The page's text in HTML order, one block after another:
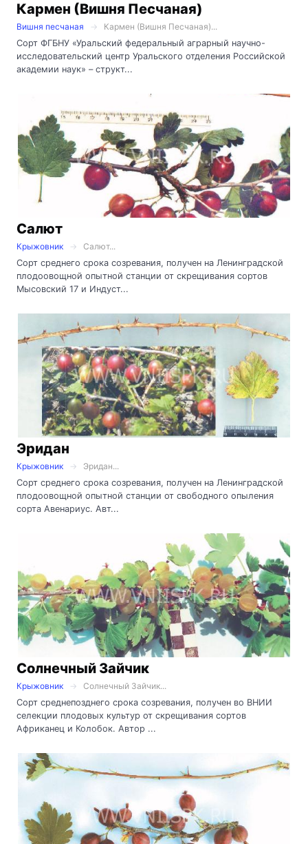
Кармен (Вишня Песчаная)
Вишня песчаная
Кармен (Вишня Песчаная)...
Сорт ФГБНУ «Уральский федеральный аграрный научно-
исследовательский центр Уральского отделения Российской
академии наук» – структ...
Салют
Крыжовник
Салют...
Сорт среднего срока созревания, получен на Ленинградской
плодоовощной опытной станции от скрещивания сортов
Мысовский 17 и Индуст...
Эридан
Крыжовник
Эридан...
Сорт среднего срока созревания, получен на Ленинградской
плодоовощной опытной станции от свободного опыления
сорта Авенариус. Авт...
Солнечный Зайчик
Крыжовник
Солнечный Зайчик...
Сорт среднепозднего срока созревания, получен во ВНИИ
селекции плодовых культур от скрещивания сортов
Африканец и Колобок. Автор ...